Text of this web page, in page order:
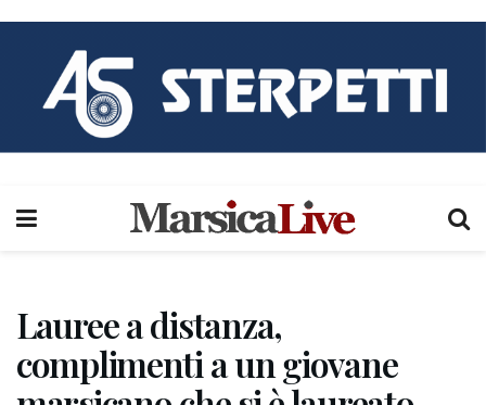
Lauree a distanza,
complimenti a un giovane